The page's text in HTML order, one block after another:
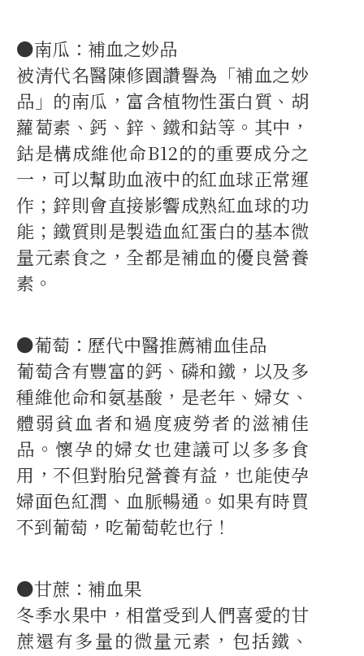
●南瓜：補血之妙品
被清代名醫陳修園讚譽為「補血之妙
品」的南瓜，富含植物性蛋白質、胡
蘿蔔素、鈣、鋅、鐵和鈷等。其中，
鈷是構成維他命B12的的重要成分之
一，可以幫助血液中的紅血球正常運
作；鋅則會直接影響成熟紅血球的功
能；鐵質則是製造血紅蛋白的基本微
量元素食之，全都是補血的優良營養
素。
●葡萄：歷代中醫推薦補血佳品
葡萄含有豐富的鈣、磷和鐵，以及多
種維他命和氨基酸，是老年、婦女、
體弱貧血者和過度疲勞者的滋補佳
品。懷孕的婦女也建議可以多多食
用，不但對胎兒營養有益，也能使孕
婦面色紅潤、血脈暢通。如果有時買
不到葡萄，吃葡萄乾也行！
●甘蔗：補血果
冬季水果中，相當受到人們喜愛的甘
蔗還有多量的微量元素，包括鐵、